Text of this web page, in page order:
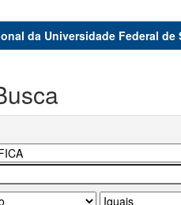
da Universidade Federal de